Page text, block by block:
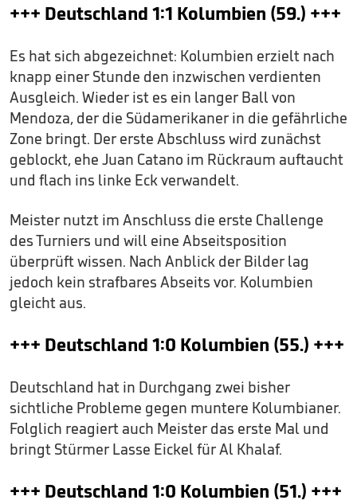
+++ Deutschland 1:1 Kolumbien (59.) +++
Es hat sich abgezeichnet: Kolumbien erzielt nach
knapp einer Stunde den inzwischen verdienten
Ausgleich. Wieder ist es ein langer Ball von
Mendoza, der die Südamerikaner in die gefährliche
Zone bringt. Der erste Abschluss wird zunächst
geblockt, ehe Juan Catano im Rückraum auftaucht
und flach ins linke Eck verwandelt.
Meister nutzt im Anschluss die erste Challenge
des Turniers und will eine Abseitsposition
überprüft wissen. Nach Anblick der Bilder lag
jedoch kein strafbares Abseits vor. Kolumbien
gleicht aus.
+++ Deutschland 1:0 Kolumbien (55.) +++
Deutschland hat in Durchgang zwei bisher
sichtliche Probleme gegen muntere Kolumbianer.
Folglich reagiert auch Meister das erste Mal und
bringt Stürmer Lasse Eickel für Al Khalaf.
+++ Deutschland 1:0 Kolumbien (51.) +++